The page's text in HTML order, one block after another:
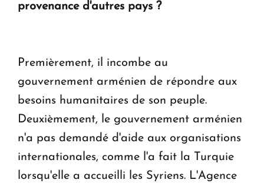
provenance d'autres pays ?
Premièrement, il incombe au
gouvernement arménien de répondre aux
besoins humanitaires de son peuple.
Deuxièmement, le gouvernement arménien
n'a pas demandé d'aide aux organisations
internationales, comme l'a fait la Turquie
lorsqu'elle a accueilli les Syriens. L'Agence